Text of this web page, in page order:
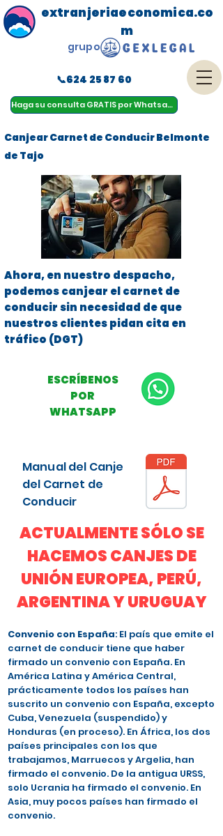
Haga su consulta GRATIS por Whatsapp
menu
extranjeriaeconomica.co
m
📞624 25 87 60
grupo
Canjear Carnet de Conducir Belmonte
de Tajo
Ahora, en nuestro despacho,
podemos canjear el carnet de
conducir sin necesidad de que
nuestros clientes pidan cita en
tráfico (DGT)
ESCRÍBENOS
POR
WHATSAPP
Manual del Canje
del Carnet de
Conducir
ACTUALMENTE SÓLO SE
HACEMOS CANJES DE
UNIÓN EUROPEA, PERÚ,
ARGENTINA Y URUGUAY
Convenio con España: El país que emite el
carnet de conducir tiene que haber
firmado un convenio con España. En
América Latina y América Central,
prácticamente todos los países han
suscrito un convenio con España, excepto
Cuba, Venezuela (suspendido) y
Honduras (en proceso). En África, los dos
países principales con los que
trabajamos, Marruecos y Argelia, han
firmado el convenio. De la antigua URSS,
solo Ucrania ha firmado el convenio. En
Asia, muy pocos países han firmado el
convenio.